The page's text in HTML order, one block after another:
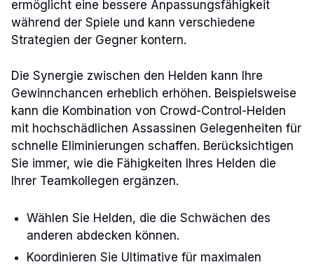
ermöglicht eine bessere Anpassungsfähigkeit
während der Spiele und kann verschiedene
Strategien der Gegner kontern.
Die Synergie zwischen den Helden kann Ihre
Gewinnchancen erheblich erhöhen. Beispielsweise
kann die Kombination von Crowd-Control-Helden
mit hochschädlichen Assassinen Gelegenheiten für
schnelle Eliminierungen schaffen. Berücksichtigen
Sie immer, wie die Fähigkeiten Ihres Helden die
Ihrer Teamkollegen ergänzen.
Wählen Sie Helden, die die Schwächen des
anderen abdecken können.
Koordinieren Sie Ultimative für maximalen